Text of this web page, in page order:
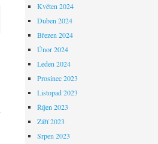
Květen 2024
Duben 2024
Březen 2024
Únor 2024
Leden 2024
Prosinec 2023
Listopad 2023
Říjen 2023
Září 2023
Srpen 2023